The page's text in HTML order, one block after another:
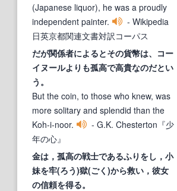
(Japanese liquor), he was a proudly
independent painter.
- Wikipedia
日英京都関連文書対訳コーパス
だが関係者によるとその貨幣は、コー
イヌールよりも孤高で高貴なのだとい
う。
But the coin, to those who knew, was
more solitary and splendid than the
Koh-i-noor.
- G.K. Chesterton『少
年の心』
金は， 孤高の戦士であるふりをし，小
妹を牢(ろう)獄(ごく)から救い，彼女
の信頼を得る。